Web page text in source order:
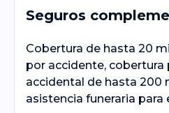
Seguros
Cobertura de hasta 20
por accidente, cobertura
accidental de hasta 200
asistencia funeraria para